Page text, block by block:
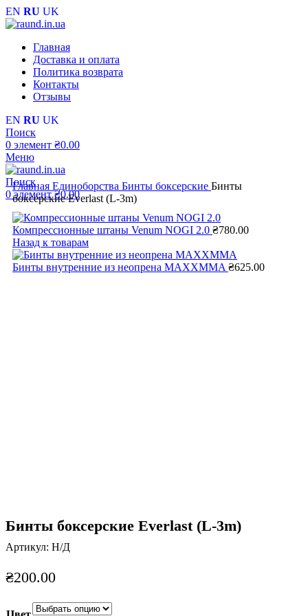
EN RU UK
Главная
Доставка и оплата
Политика возврата
Контакты
Отзывы
EN RU UK
Поиск
0 элемент ₴0.00
Меню
Поиск
0элемент ₴0.00
Главная Единоборства Бинты боксерские Бинты
боксерские Everlast (L-3m)
Компрессионные штаны Venum NOGI 2.0 ₴780.00
Назад к товарам
Бинты внутренние из неопрена MAXXMMA ₴625.00
Бинты боксерские Everlast (L-3m)
Артикул: Н/Д
₴200.00